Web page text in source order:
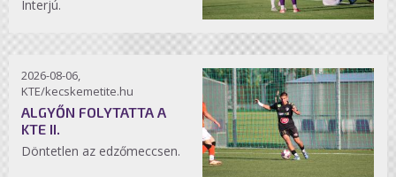
Interjú.
2026-08-06,
KTE/kecskemetite.hu
ALGYŐN FOLYTATTA A
KTE II.
Döntetlen az edzőmeccsen.